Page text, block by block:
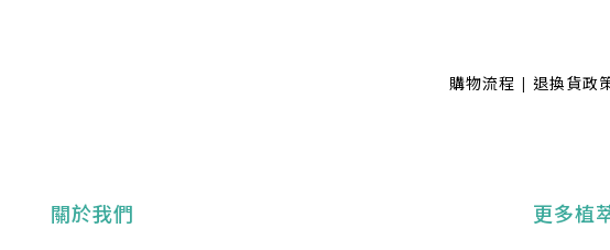
購物流程 退換貨政
關於我們 更多植